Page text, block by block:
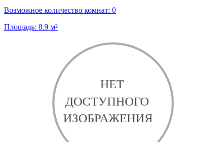
Возможное количество комнат: 0
Площадь: 8.9 м²